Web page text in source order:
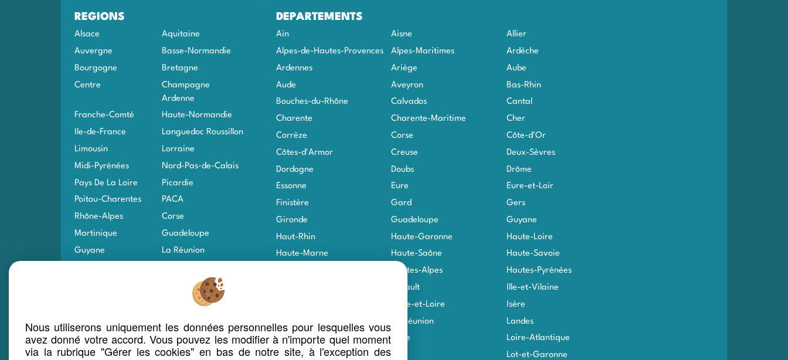
REGIONS
Alsace Aquitaine
Auvergne Basse-Normandie
Bourgogne Bretagne
Centre
Champagne
Ardenne
Franche-Comté Haute-Normandie
Ile-de-France Languedoc Roussillon
Limousin Lorraine
Midi-Pyrénées Nord-Pas-de-Calais
Pays De La Loire Picardie
Poitou-Charentes PACA
Rhône-Alpes Corse
Martinique Guadeloupe
Guyane La Réunion
Saint-Barthélémy
Polynésie Française Nouvelle-Calédonie
DEPARTEMENTS
Ain Aisne Allier
Alpes-de-Hautes-Provences Alpes-Maritimes Ardèche
Ardennes Ariège Aube
Aude Aveyron Bas-Rhin
Bouches-du-Rhône Calvados Cantal
Charente Charente-Maritime Cher
Corrèze Corse Côte-d'Or
Côtes-d'Armor Creuse Deux-Sèvres
Dordogne Doubs Drôme
Essonne Eure Eure-et-Loir
Finistère Gard Gers
Gironde Guadeloupe Guyane
Haut-Rhin Haute-Garonne Haute-Loire
Haute-Marne Haute-Saône Haute-Savoie
Hautes-Alpes Hautes-Pyrénées
Hérault Ille-et-Vilaine
Indre-et-Loire Isère
La Réunion Landes
Loir-et-Cher Loire Loire-Atlantique
Loiret Lot-et-Garonne
Nous utiliserons uniquement les données personnelles pour lesquelles vous
avez donné votre accord. Vous pouvez les modifier à n'importe quel moment
via la rubrique "Gérer les cookies" en bas de notre site, à l'exception des